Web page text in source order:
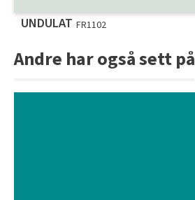
UNDULAT FR1102
Andre har også sett på